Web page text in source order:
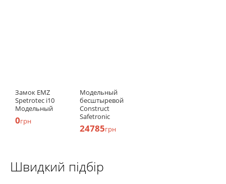
Замок EMZ
Spetrotec i10
Модельный
0грн
Модельный
бесштыревой
Construct
Safetronic
24785грн
Швидкий підбір